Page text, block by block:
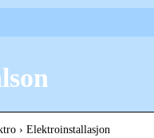
› Elektroinstallasjon